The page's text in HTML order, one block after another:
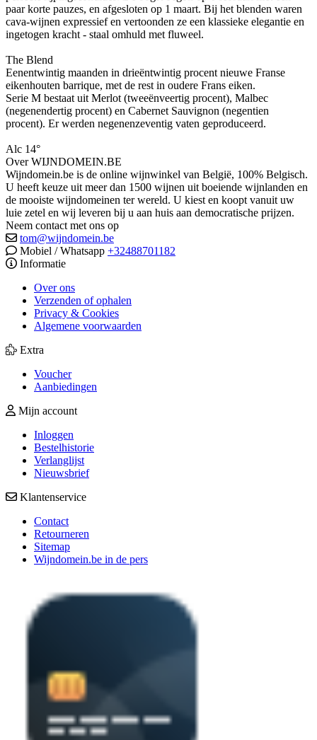
paar korte pauzes, en afgesloten op 1 maart. Bij het blenden waren
cava-wijnen expressief en vertoonden ze een klassieke elegantie en
ingetogen kracht - staal omhuld met fluweel.
The Blend
Eenentwintig maanden in drieëntwintig procent nieuwe Franse
eikenhouten barrique, met de rest in oudere Frans eiken.
Serie M bestaat uit Merlot (tweeënveertig procent), Malbec
(negenendertig procent) en Cabernet Sauvignon (negentien
procent). Er werden negenenzeventig vaten geproduceerd.
Alc 14°
Over WIJNDOMEIN.BE
Wijndomein.be is de online wijnwinkel van België, 100% Belgisch.
U heeft keuze uit meer dan 1500 wijnen uit boeiende wijnlanden en
de mooiste wijndomeinen ter wereld. U kiest en koopt vanuit uw
luie zetel en wij leveren bij u aan huis aan democratische prijzen.
Neem contact met ons op
tom@wijndomein.be
Mobiel / Whatsapp +32488701182
Informatie
Over ons
Verzenden of ophalen
Privacy & Cookies
Algemene voorwaarden
Extra
Voucher
Aanbiedingen
Mijn account
Inloggen
Bestelhistorie
Verlanglijst
Nieuwsbrief
Klantenservice
Contact
Retourneren
Sitemap
Wijndomein.be in de pers